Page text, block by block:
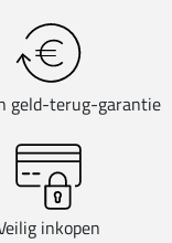
geld-terug-garantie
inkopen